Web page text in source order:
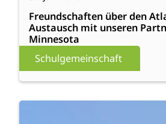
Schulgemeinschaft
Freundschaften über den
Austausch mit unseren
Minnesota